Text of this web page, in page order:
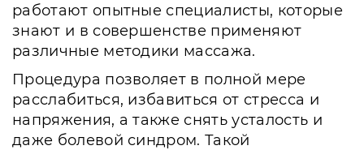
работают опытные специалисты, которые
знают и в совершенстве применяют
различные методики массажа.
Процедура позволяет в полной мере
расслабиться, избавиться от стресса и
напряжения, а также снять усталость и
даже болевой синдром. Такой